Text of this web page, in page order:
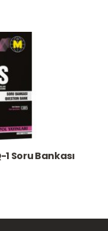
Soru Bankası